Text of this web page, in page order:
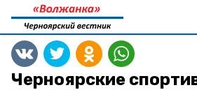
Черноярские